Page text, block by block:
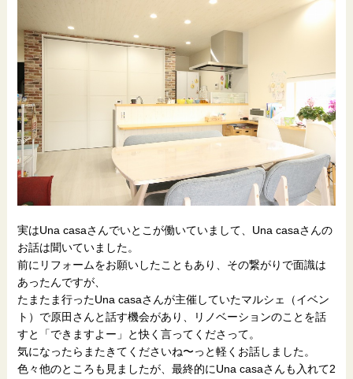
実はUna casaさんでいとこが働いていまして、Una casaさんの
お話は聞いていました。
前にリフォームをお願いしたこともあり、その繋がりで面識は
あったんですが、
たまたま行ったUna casaさんが主催していたマルシェ（イベン
ト）で原田さんと話す機会があり、リノベーションのことを話
すと「できますよー」と快く言ってくださって。
気になったらまたきてくださいね〜っと軽くお話しました。
色々他のところも見ましたが、最終的にUna casaさんも入れて2